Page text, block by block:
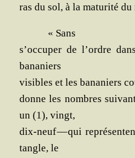
ras du sol, à la matu­ri­té
« Sans
s’occuper de l’ordre
bananiers
visibles et les bana­niers
donne les nombres
un (1), vingt,
dix-neuf — qui
tangle, le